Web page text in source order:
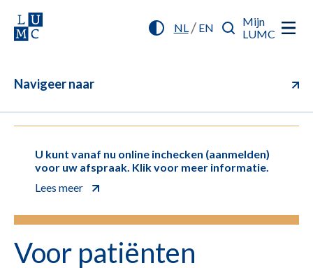
NL/ EN
Mijn
LUMC
Navigeer naar
U kunt vanaf nu online inchecken (aanmelden)
voor uw afspraak. Klik voor meer informatie.
Lees meer
Voor patiënten